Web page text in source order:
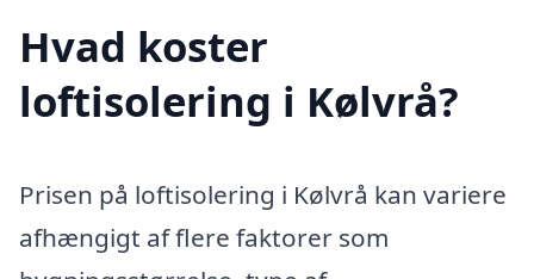
Hvad koster
loftisolering i Kølvrå?
Prisen på loftisolering i Kølvrå kan variere
afhængigt af flere faktorer som